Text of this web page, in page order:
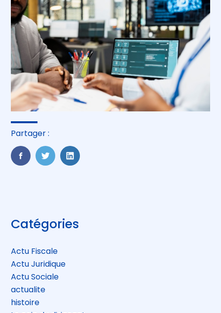
Partager :
FaceBook
TwitterLinkedIn
Blog
sidebar
Catégories
Actu Fiscale
Actu Juridique
Actu Sociale
actualite
histoire